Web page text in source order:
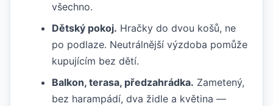
všechno.
Dětský pokoj. Hračky do dvou košů, ne
po podlaze. Neutrálnější výzdoba pomůže
kupujícím bez dětí.
Balkon, terasa, předzahrádka. Zametený,
bez harampádí, dva židle a květina —